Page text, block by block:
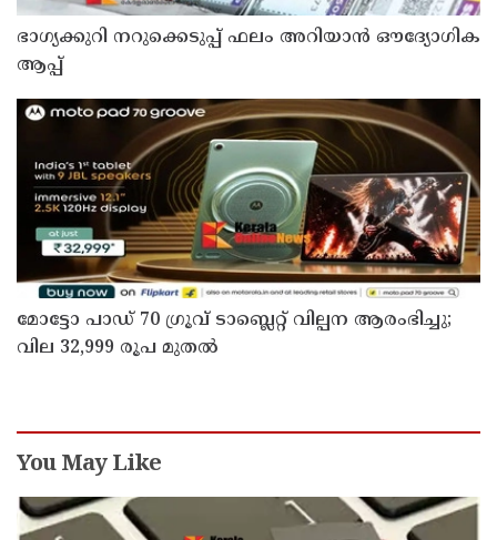
ഭാഗ്യക്കുറി നറുക്കെടുപ്പ് ഫലം അറിയാൻ ഔദ്യോഗിക
ആപ്പ്
മോട്ടോ പാഡ് 70 ഗ്രൂവ് ടാബ്ലെറ്റ് വില്പന ആരംഭിച്ചു;
വില 32,999 രൂപ മുതൽ
You May Like